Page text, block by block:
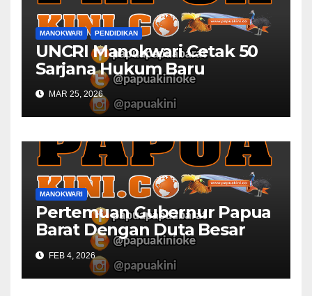
MANOKWARI PENDIDIKAN
UNCRI Manokwari Cetak 50
Sarjana Hukum Baru
MAR 25, 2026
MANOKWARI
Pertemuan Gubernur Papua
Barat Dengan Duta Besar
Inggris Berbuah Manis
FEB 4, 2026